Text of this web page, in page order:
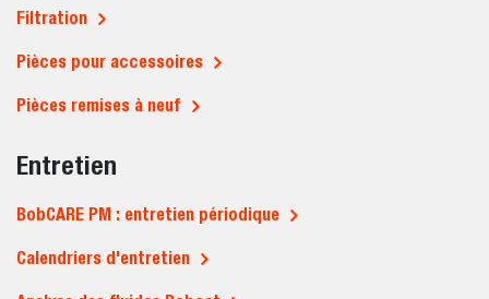
Entretien
BobCARE PM : entretien périodique
Calendriers d'entretien
Filtration
Pièces pour accessoires
Pièces remises à neuf